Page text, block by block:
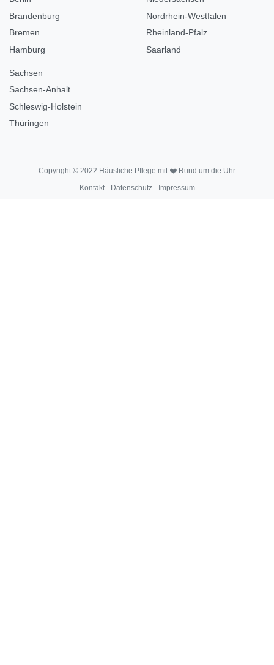
Brandenburg
Bremen
Hamburg
Nordrhein-Westfalen
Rheinland-Pfalz
Saarland
Sachsen
Sachsen-Anhalt
Schleswig-Holstein
Thüringen
Copyright © 2022 Häusliche Pflege mit ❤️ Rund um die Uhr
Kontakt
Datenschutz Impressum